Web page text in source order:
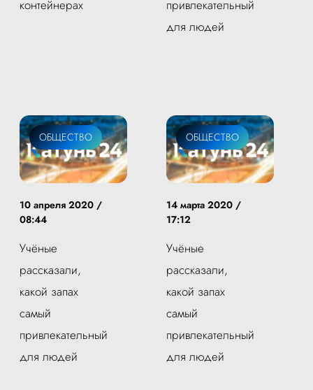
контейнерах
привлекательный
для людей
ОБЩЕСТВО
10 апреля 2020 /
08:44
Учёные
рассказали,
какой запах
самый
привлекательный
для людей
ОБЩЕСТВО
14 марта 2020 /
17:12
Учёные
рассказали,
какой запах
самый
привлекательный
для людей